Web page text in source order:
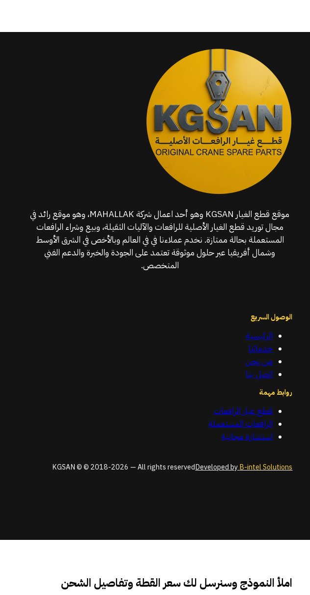
موقع قطع الغيار KGSAN وهو أحد اعمال شركة MAHALLAK، وهو موقع رائد في
مجال توريد قطع الغيار الأصلية للرافعات والآليات الثقيلة، وبيع وشراء الرافعات
المستعملة بحالة ممتازة. نخدم عملاءنا في في العالم وبالأخص في الشرق الأوسط
وشمال أفريقيا عبر حلول موثوقة تعتمد على الجودة والخبرة والدعم الفني
المتخصص.
الوصول السريع
الرئيسية
خدماتنا
من نحن
اتصل بنا
روابط مهمة
قطع غيار الرافعات
الرافعات المستعملة
استشارة مجانية
KGSAN © © 2018-2026 — All rights reservedDeveloped byB-intel Solutions
املأ النموذج وسنرسل لك سعر القطة وتفاصيل الشحن